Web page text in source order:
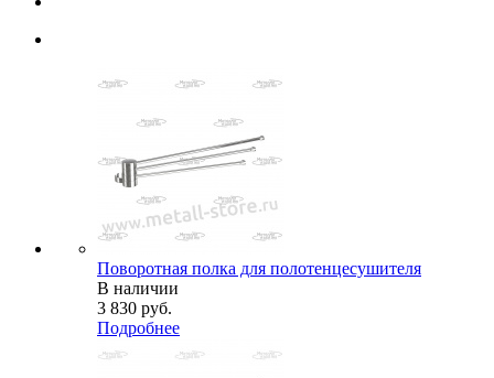
Поворотная полка для полотенцесушителя
В наличии
3 830 руб.
Подробнее